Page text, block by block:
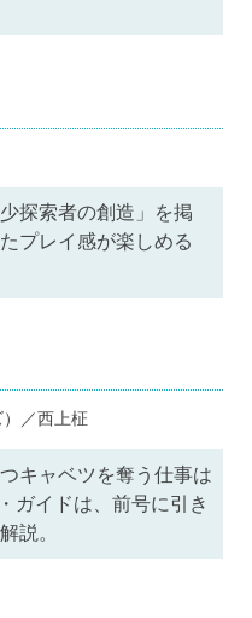
探索者の創造」を掲
プレイ感が楽しめる
／西上柾
キャベツを奪う仕事は
ガイドは、前号に引き
説。